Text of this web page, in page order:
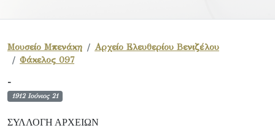
Μουσείο Μπενάκη
Αρχείο Ελευθερίου Βενιζέλου
Φάκελος 097
-
1912 Ιούνιος 21
ΣΥΛΛΟΓΉ ΑΡΧΕΊΩΝ